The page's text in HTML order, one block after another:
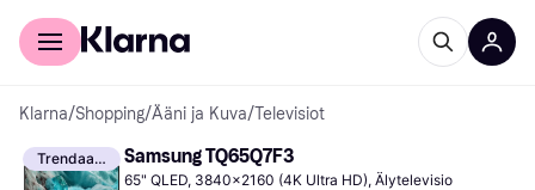
Kuluttajille
Klarna/Shopping/Ääni ja Kuva/Televisiot
Trendaava Samsung TQ65Q7F3
65" QLED, 3840x2160 (4K Ultra HD), Älytelevisio